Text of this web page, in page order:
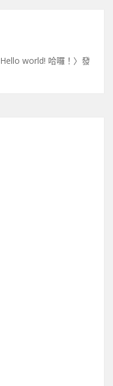
Hello world! 哈囉！ 〉發